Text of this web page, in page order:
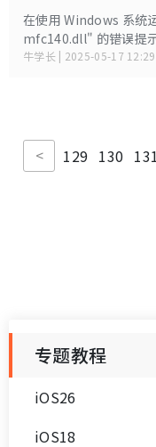
在使用 Windows 系统
mfc140.dll" 的错误提
都曾遇到的糟心问题。
牛学长 | 2025-05-17
< 129 130 131
专题教程
iOS26
iOS18